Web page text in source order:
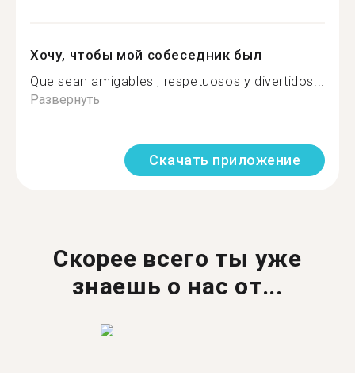
Хочу, чтобы мой собеседник был
Que sean amigables , respetuosos y divertidos...
Развернуть
Скачать приложение
Скорее всего ты уже
знаешь о нас от...